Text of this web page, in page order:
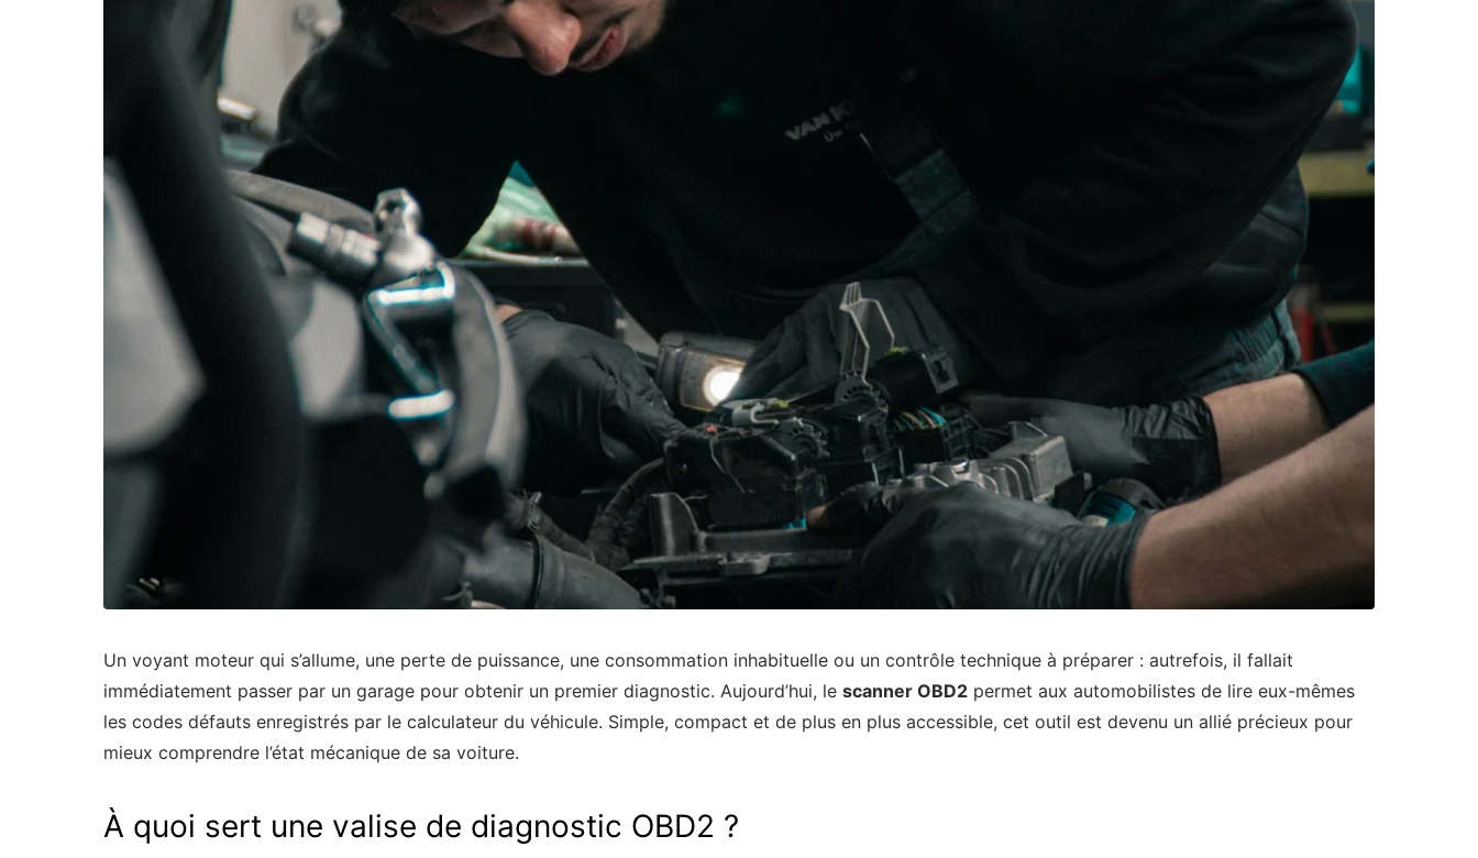
Un voyant moteur qui s’allume, une perte de puissance, une consommation inhabituelle ou un contrôle technique à préparer : autrefois, il fallait
immédiatement passer par un garage pour obtenir un premier diagnostic. Aujourd’hui, le scanner OBD2 permet aux automobilistes de lire eux-mêmes
les codes défauts enregistrés par le calculateur du véhicule. Simple, compact et de plus en plus accessible, cet outil est devenu un allié précieux pour
mieux comprendre l’état mécanique de sa voiture.
À quoi sert une valise de diagnostic OBD2 ?